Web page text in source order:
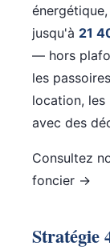
jusqu'à 21
— hors
les
location, les
avec des
Consultez
foncier →
Stratégie